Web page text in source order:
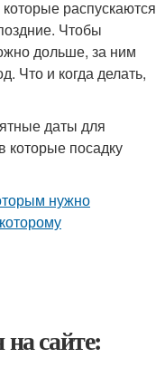
распускаются
Чтобы
дольше, за ним
Что и когда делать,
даты для
которые посадку
сайте: